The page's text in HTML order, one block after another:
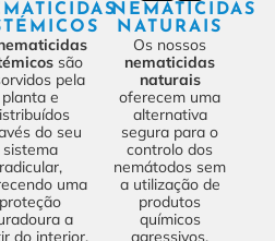
são
pela
planta e
do seu
sistema
radicular,
uma
proteção
a
do interior,
NEMATICIDAS
NATURAIS
Os nossos
nematicidas
naturais
oferecem uma
alternativa
segura para o
controlo dos
nemátodos sem
a utilização de
produtos
químicos
agressivos,